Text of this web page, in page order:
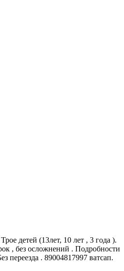
детей (13лет, 10 лет , 3 года ).
, без осложнений . Подробности
переезда . 89004817997 ватсап.